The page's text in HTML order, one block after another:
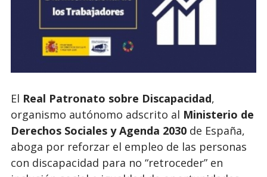
El Real Patronato sobre Discapacidad,
organismo autónomo adscrito al Ministerio de
Derechos Sociales y Agenda 2030de España,
aboga por reforzar el empleo de las personas
con discapacidad para no “retroceder” en